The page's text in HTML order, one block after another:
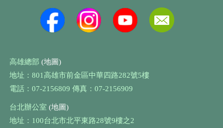
高雄總部 (地圖)
地址：801高雄市前金區中華四路282號5樓
電話：07-2156809 傳真：07-2156909
台北辦公室 (地圖)
地址：100台北市北平東路28號9樓之2